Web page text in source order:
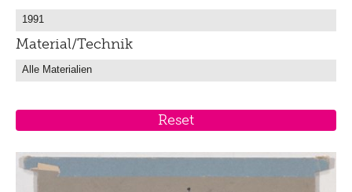
Material/Technik